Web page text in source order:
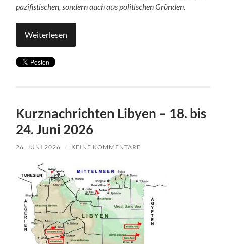
pazifistischen, sondern auch aus politischen Gründen.
Weiterlesen
Kurznachrichten Libyen – 18. bis
24. Juni 2026
26. JUNI 2026 / KEINE KOMMENTARE